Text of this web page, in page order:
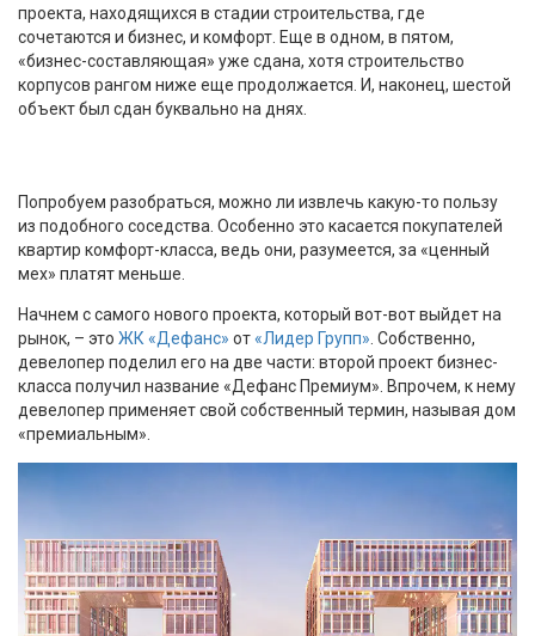
проекта, находящихся в стадии строительства, где
сочетаются и бизнес, и комфорт. Еще в одном, в пятом,
«бизнес-составляющая» уже сдана, хотя строительство
корпусов рангом ниже еще продолжается. И, наконец, шестой
объект был сдан буквально на днях.
Попробуем разобраться, можно ли извлечь какую-то пользу
из подобного соседства. Особенно это касается покупателей
квартир комфорт-класса, ведь они, разумеется, за «ценный
мех» платят меньше.
Начнем с самого нового проекта, который вот-вот выйдет на
рынок, – это ЖК «Дефанс» от«Лидер Групп» . Собственно,
девелопер поделил его на две части: второй проект бизнес-
класса получил название «Дефанс Премиум». Впрочем, к нему
девелопер применяет свой собственный термин, называя дом
«премиальным».